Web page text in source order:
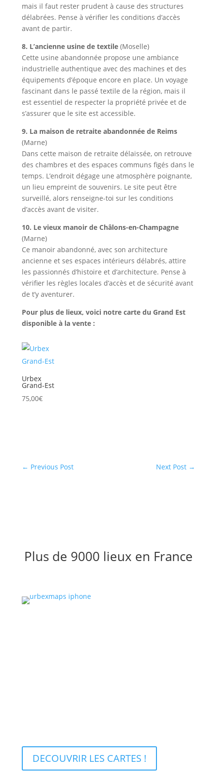
mais il faut rester prudent à cause des structures
délabrées. Pense à vérifier les conditions d’accès
avant de partir.
8. L’ancienne usine de textile(Moselle)
Cette usine abandonnée propose une ambiance
industrielle authentique avec des machines et des
équipements d’époque encore en place. Un voyage
fascinant dans le passé textile de la région, mais il
est essentiel de respecter la propriété privée et de
s’assurer que le site est accessible.
9. La maison de retraite abandonnée de Reims
(Marne)
Dans cette maison de retraite délaissée, on retrouve
des chambres et des espaces communs figés dans le
temps. L’endroit dégage une atmosphère poignante,
un lieu empreint de souvenirs. Le site peut être
surveillé, alors renseigne-toi sur les conditions
d’accès avant de visiter.
10. Le vieux manoir de Châlons-en-Champagne
(Marne)
Ce manoir abandonné, avec son architecture
ancienne et ses espaces intérieurs délabrés, attire
les passionnés d’histoire et d’architecture. Pense à
vérifier les règles locales d’accès et de sécurité avant
de t’y aventurer.
Pour plus de lieux, voici notre carte du Grand Est
disponible à la vente :
Urbex
Grand-Est
75,00€
← Previous Post Next Post →
Plus de 9000 lieux en France
DECOUVRIR LES CARTES !